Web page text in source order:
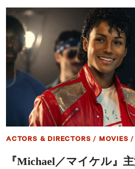
ACTORS & DIRECTORS / MOVIES /
『Michael／マイケル』